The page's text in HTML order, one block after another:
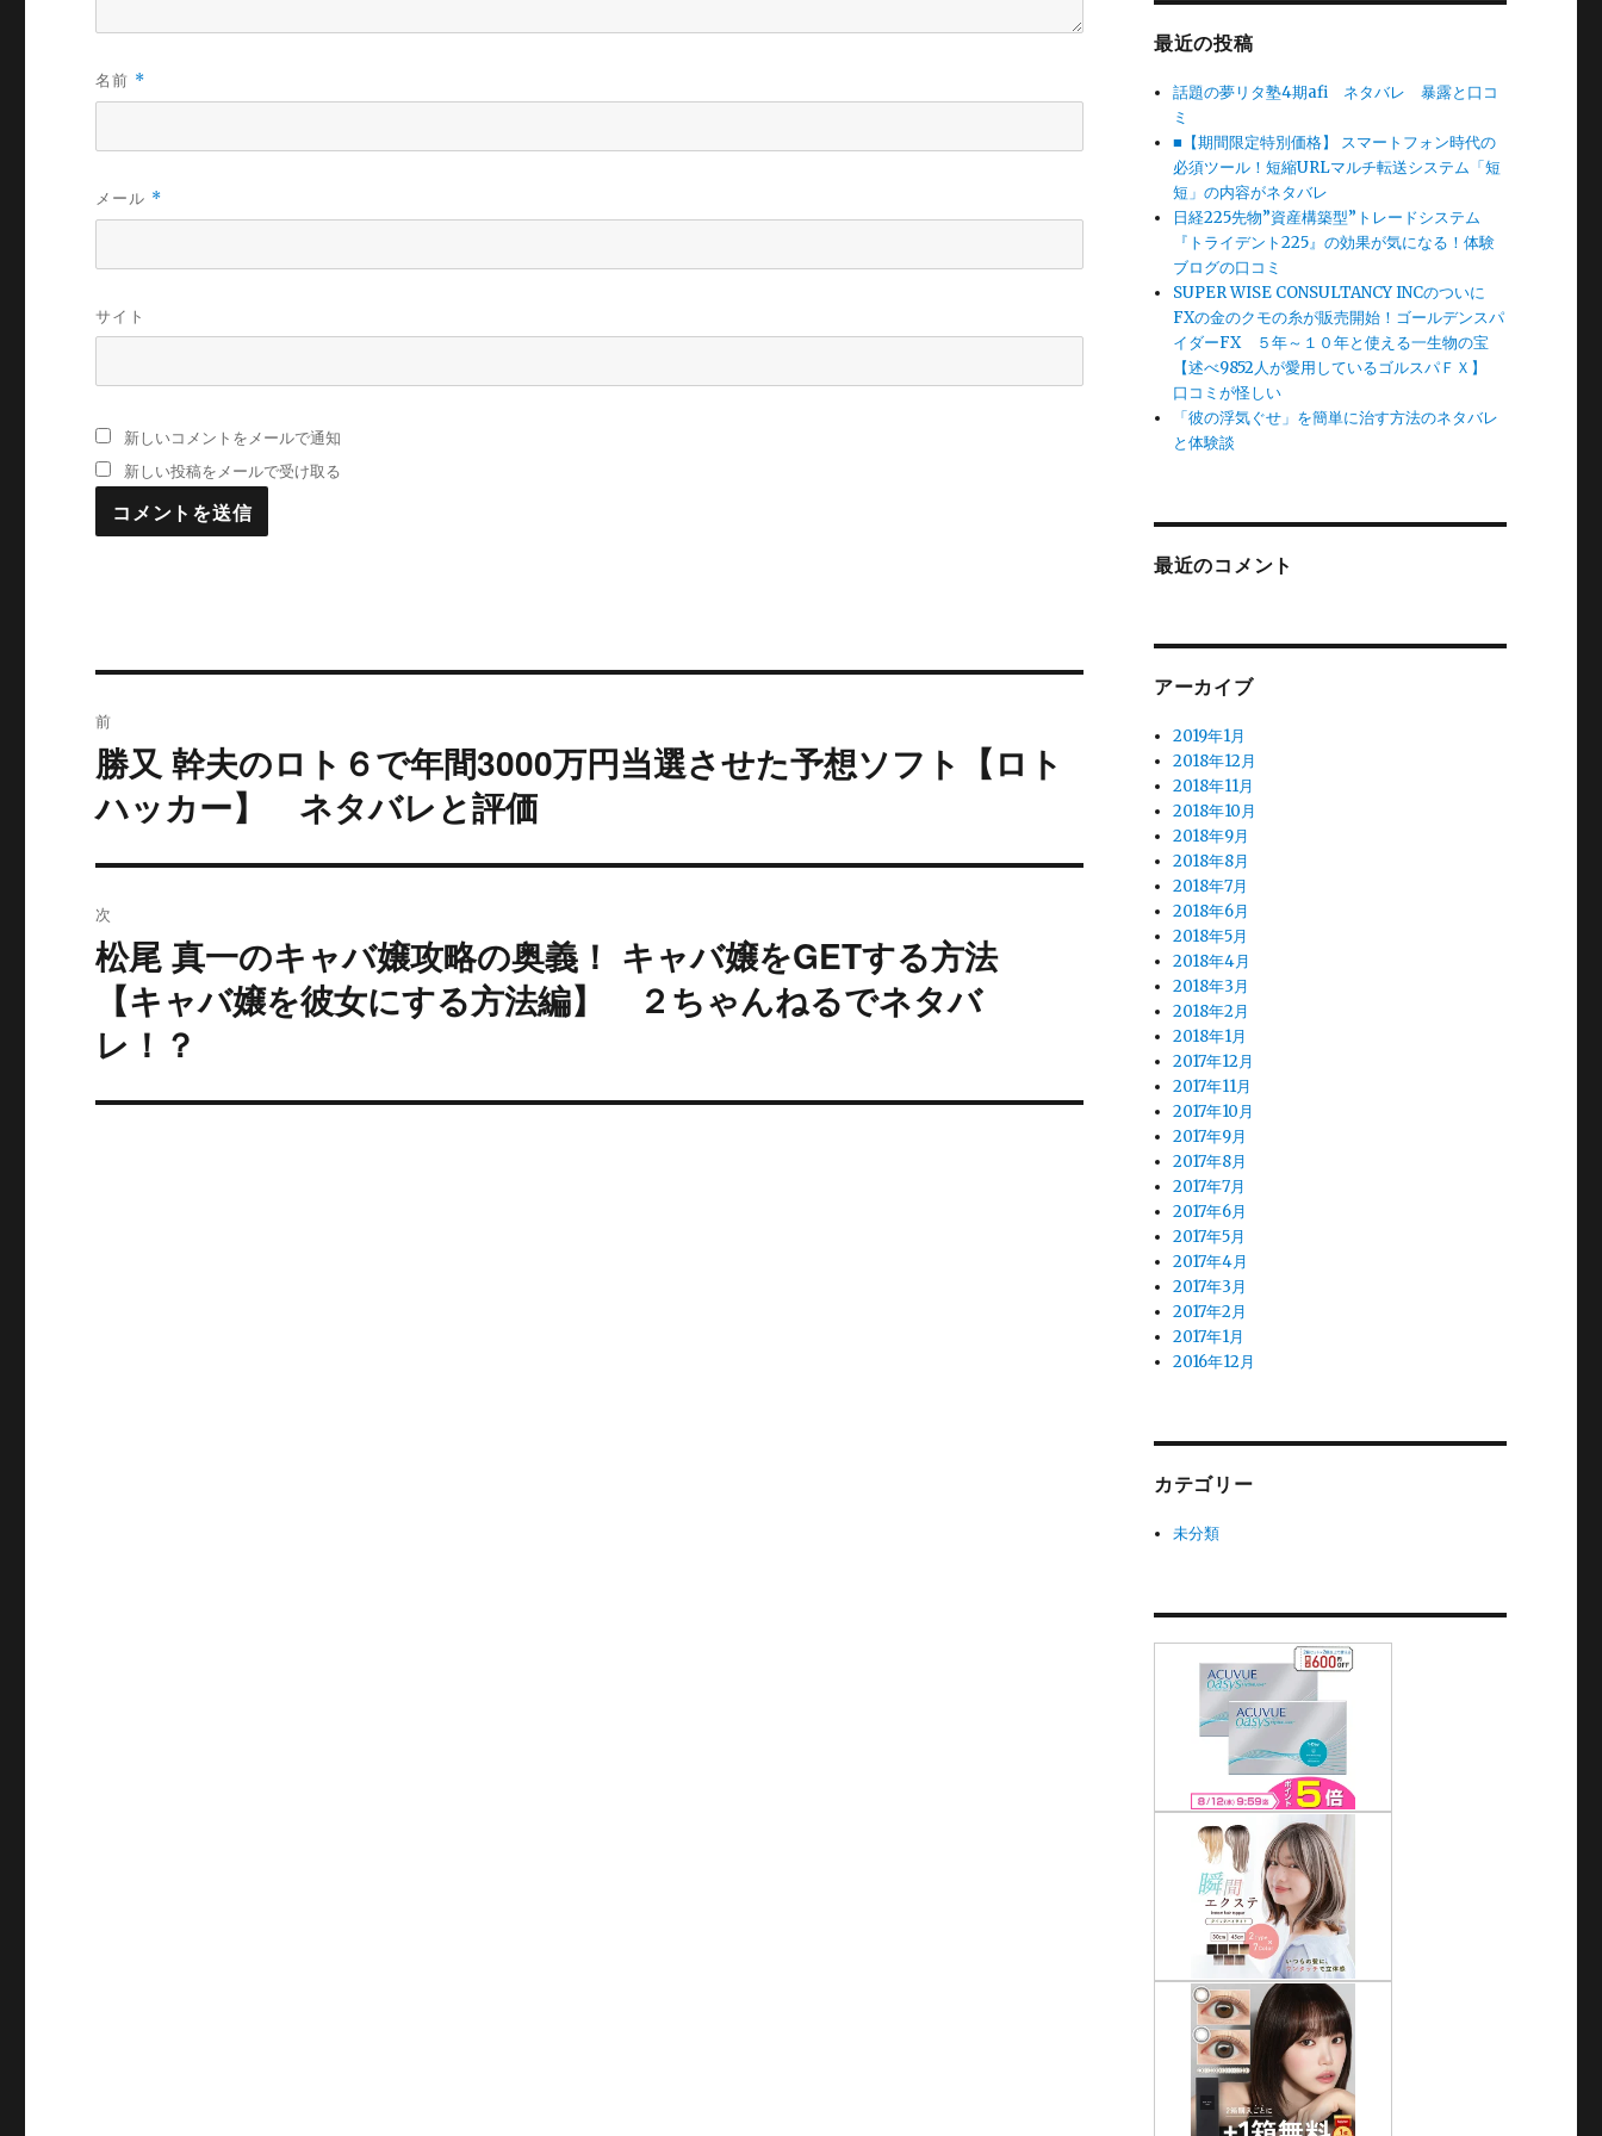
名前 *
メール *
サイト
新しいコメントをメールで通知
新しい投稿をメールで受け取る
稿
ナ
ゲ
ー
シ
ョ
ン
前
過
去
の
投
勝又 幹夫のロト６で年間3000万円当選させた予想ソフト【ロト
ハッカー】 ネタバレと評価
次
次
稿:
松尾 真一のキャバ嬢攻略の奥義！ キャバ嬢をGETする方法
【キャバ嬢を彼女にする方法編】 ２ちゃんねるでネタバ
レ！？
最近の投稿
話題の夢リタ塾4期afi ネタバレ 暴露と口コ
ミ
■【期間限定特別価格】 スマートフォン時代の
必須ツール！短縮URLマルチ転送システム「短
短」の内容がネタバレ
日経225先物”資産構築型”トレードシステム
『トライデント225』の効果が気になる！体験
ブログの口コミ
SUPER WISE CONSULTANCY INCのついに
FXの金のクモの糸が販売開始！ゴールデンスパ
イダーFX ５年～１０年と使える一生物の宝
【述べ9852人が愛用しているゴルスパＦＸ】
口コミが怪しい
「彼の浮気ぐせ」を簡単に治す方法のネタバレ
と体験談
最近のコメント
アーカイブ
2019年1月
2018年12月
2018年11月
2018年10月
2018年9月
2018年8月
2018年7月
2018年6月
2018年5月
2018年4月
2018年3月
2018年2月
2018年1月
2017年12月
2017年11月
2017年10月
2017年9月
2017年8月
2017年7月
2017年6月
2017年5月
2017年4月
2017年3月
2017年2月
2017年1月
2016年12月
カテゴリー
未分類